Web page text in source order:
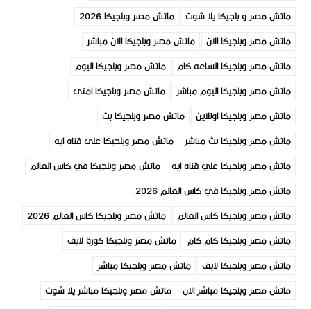
ماتش مصر و بلجيكا يلا شوت
ماتش مصر وبلجيكا 2026
ماتش مصر وبلجيكا الان
ماتش مصر وبلجيكا الان مباشر
ماتش مصر وبلجيكا الساعه كام
ماتش مصر وبلجيكا اليوم
ماتش مصر وبلجيكا اليوم مباشر
ماتش مصر وبلجيكا امتى
ماتش مصر وبلجيكا اونلاين
ماتش مصر وبلجيكا بث
ماتش مصر وبلجيكا بث مباشر
ماتش مصر وبلجيكا على قناه ايه
ماتش مصر وبلجيكا علي قناه ايه
ماتش مصر وبلجيكا في كاس العالم
ماتش مصر وبلجيكا في كاس العالم 2026
ماتش مصر وبلجيكا كاس العالم
ماتش مصر وبلجيكا كاس العالم 2026
ماتش مصر وبلجيكا كام كام
ماتش مصر وبلجيكا كورة لايف
ماتش مصر وبلجيكا لايف
ماتش مصر وبلجيكا مباشر
ماتش مصر وبلجيكا مباشر الان
ماتش مصر وبلجيكا مباشر يلا شوت